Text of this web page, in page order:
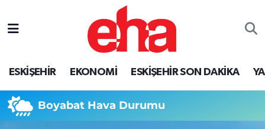
ESKİŞEHİR EKONOMİ ESKİŞEHİR SON DAKİKA
Boyabat Hava Durumu